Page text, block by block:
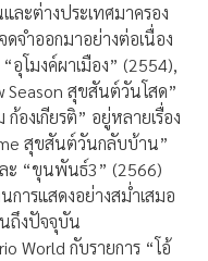
ละต่างประเทศมาครอง
จำออกมาอย่างต่อเนื่อง
อุโมงค์ผาเมือง” (2554),
Season สุขสันต์วันโสด”
องเกียรติ” อยู่หลายเรื่อง
สุขสันต์วันกลับบ้าน”
ะ “ขุนพันธ์3” (2566)
ารแสดงอย่างสม่ำเสมอ
ถึงปัจจุบัน
World กับรายการ “โอ้